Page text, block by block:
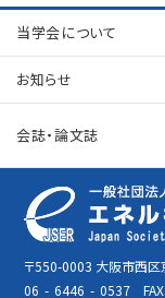
当学会について
お知らせ
会誌・論文誌
〒550-0003 大阪市西
06 - 6446 - 0537